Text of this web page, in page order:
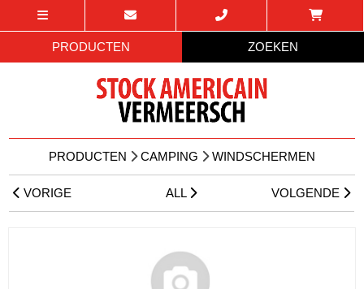
PRODUCTEN ZOEKEN
PRODUCTEN CAMPING WINDSCHERMEN
VORIGE ALL VOLGENDE